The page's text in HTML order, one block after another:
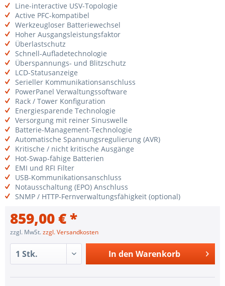
Line-interactive USV-Topologie
Active PFC-kompatibel
Werkzeugloser Batteriewechsel
Hoher Ausgangsleistungsfaktor
Überlastschutz
Schnell-Aufladetechnologie
Überspannungs- und Blitzschutz
LCD-Statusanzeige
Serieller Kommunikationsanschluss
PowerPanel Verwaltungssoftware
Rack / Tower Konfiguration
Energiesparende Technologie
Versorgung mit reiner Sinuswelle
Batterie-Management-Technologie
Automatische Spannungsregulierung (AVR)
Kritische / nicht kritische Ausgänge
Hot-Swap-fähige Batterien
EMI und RFI Filter
USB-Kommunikationsanschluss
Notausschaltung (EPO) Anschluss
SNMP / HTTP-Fernverwaltungsfähigkeit (optional)
859,00 € *
zzgl. MwSt.zzgl. Versandkosten
In den Warenkorb